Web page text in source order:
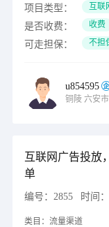
项目类型： 互联
是否收费： 收费
可走担保： 不担
u854595
铜陵 六安
互联网广告投放
单
编号： 2855 时间：
类目： 流量渠道